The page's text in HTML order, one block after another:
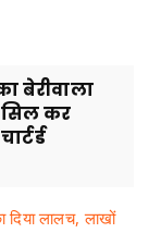
बेरीवाला
कर
लालच, लाखों